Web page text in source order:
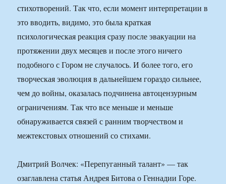
стихотворений. Так что, если момент интерпретации в
это вводить, видимо, это была краткая
психологическая реакция сразу после эвакуации на
протяжении двух месяцев и после этого ничего
подобного с Гором не случалось. И более того, его
творческая эволюция в дальнейшем гораздо сильнее,
чем до войны, оказалась подчинена автоцензурным
ограничениям. Так что все меньше и меньше
обнаруживается связей с ранним творчеством и
межтекстовых отношений со стихами.
Дмитрий Волчек: «Перепуганный талант» — так
озаглавлена статья Андрея Битова о Геннадии Горе.